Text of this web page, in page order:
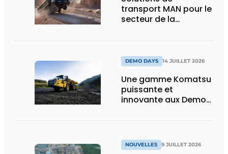
transport MAN pour le
secteur de la
DEMO DAYS 14 JUILLET 2026
Une gamme Komatsu
puissante et
innovante aux Demo
NOUVELLES 9 JUILLET 2026